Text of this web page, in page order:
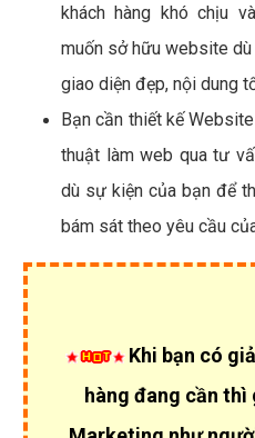
khách hàng khó chịu
muốn sở hữu website
giao diện đẹp, nội dung
Bạn cần thiết kế
thuật làm web qua tư
dù sự kiện của bạn để
bám sát theo yêu cầu
Khi bạn có
hàng đang cần